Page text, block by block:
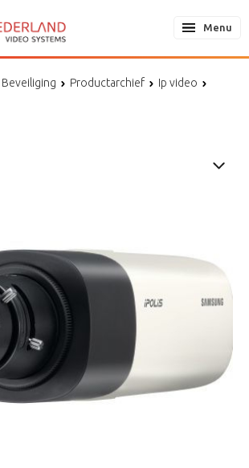
Menu
Beveiliging Productarchief
Ip video